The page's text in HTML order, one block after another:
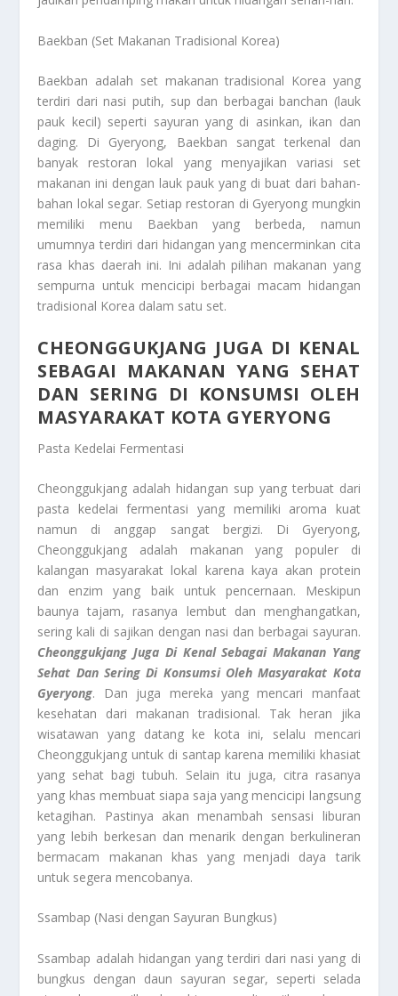
Baekban (Set Makanan Tradisional Korea)
Baekban adalah set makanan tradisional Korea yang
terdiri dari nasi putih, sup dan berbagai banchan (lauk
pauk kecil) seperti sayuran yang di asinkan, ikan dan
daging. Di Gyeryong, Baekban sangat terkenal dan
banyak restoran lokal yang menyajikan variasi set
makanan ini dengan lauk pauk yang di buat dari bahan-
bahan lokal segar. Setiap restoran di Gyeryong mungkin
memiliki menu Baekban yang berbeda, namun
umumnya terdiri dari hidangan yang mencerminkan cita
rasa khas daerah ini. Ini adalah pilihan makanan yang
sempurna untuk mencicipi berbagai macam hidangan
tradisional Korea dalam satu set.
CHEONGGUKJANG JUGA DI KENAL
SEBAGAI MAKANAN YANG SEHAT
DAN SERING DI KONSUMSI OLEH
MASYARAKAT KOTA GYERYONG
Pasta Kedelai Fermentasi
Cheonggukjang adalah hidangan sup yang terbuat dari
pasta kedelai fermentasi yang memiliki aroma kuat
namun di anggap sangat bergizi. Di Gyeryong,
Cheonggukjang adalah makanan yang populer di
kalangan masyarakat lokal karena kaya akan protein
dan enzim yang baik untuk pencernaan. Meskipun
baunya tajam, rasanya lembut dan menghangatkan,
sering kali di sajikan dengan nasi dan berbagai sayuran.
Cheonggukjang Juga Di Kenal Sebagai Makanan Yang
Sehat Dan Sering Di Konsumsi Oleh Masyarakat Kota
Gyeryong. Dan juga mereka yang mencari manfaat
kesehatan dari makanan tradisional. Tak heran jika
wisatawan yang datang ke kota ini, selalu mencari
Cheonggukjang untuk di santap karena memiliki khasiat
yang sehat bagi tubuh. Selain itu juga, citra rasanya
yang khas membuat siapa saja yang mencicipi langsung
ketagihan. Pastinya akan menambah sensasi liburan
yang lebih berkesan dan menarik dengan berkulineran
bermacam makanan khas yang menjadi daya tarik
untuk segera mencobanya.
Ssambap (Nasi dengan Sayuran Bungkus)
Ssambap adalah hidangan yang terdiri dari nasi yang di
bungkus dengan daun sayuran segar, seperti selada